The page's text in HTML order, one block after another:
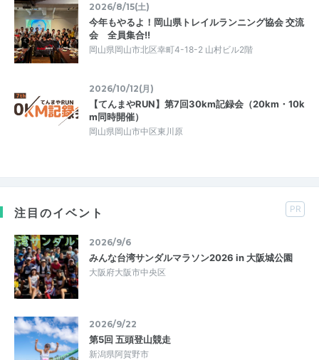
2026/8/15(土)
今年もやるよ！岡山県トレイルランニング協会 交流
会 全員集合!!
岡山県岡山市北区幸町4-18-2 山村ビル2階
2026/10/12(月)
【てんまやRUN】第7回30km記録会（20km・10k
m同時開催）
岡山県岡山市中区東川原
注目のイベント PR
2026/9/6
みんな台湾サンダルマラソン2026 in 大阪城公園
大阪府大阪市中央区
2026/9/22
第5回 五頭登山競走
新潟県阿賀野市